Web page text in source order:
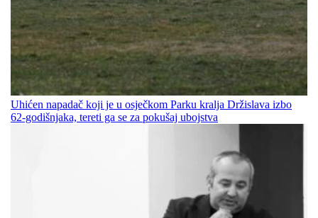
Uhićen napadač koji je u osječkom Parku kralja Držislava izbo
62-godišnjaka, tereti ga se za pokušaj ubojstva